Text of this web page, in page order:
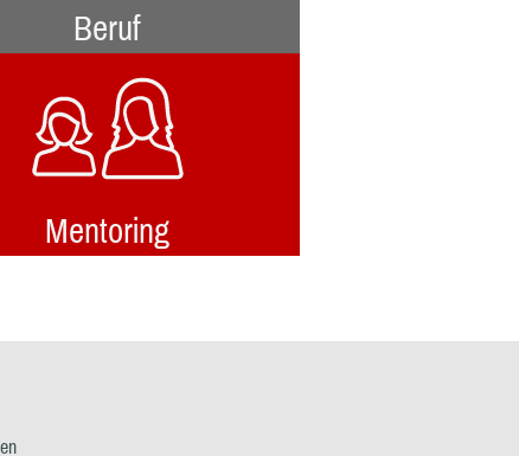
Beruf
Mentoring